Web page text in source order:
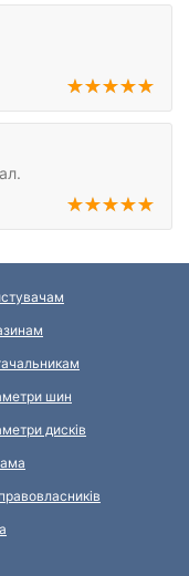
шин
дисків